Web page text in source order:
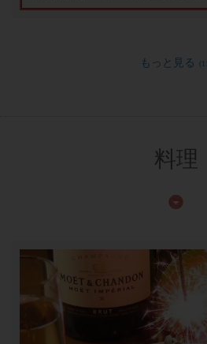
もっと見る
料理